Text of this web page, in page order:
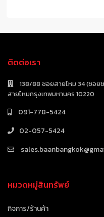
ติดต่อเรา
138/88 ซอยสายไหม 34 (ซอย
สายไหมกรุงเทพมหานคร 10220
091-778-5424
02-057-5424
หมวดหมู่สินทรัพย์
กิจการ/ร้านค้า